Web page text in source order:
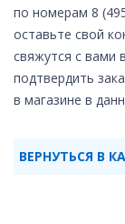
по номерам 8
оставьте свой
свяжутся с вами
подтвердить
в магазине в
ВЕРНУТЬСЯ В